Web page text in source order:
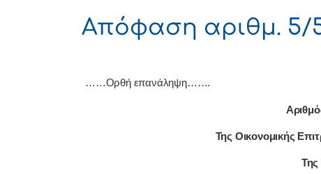
Απόφαση αριθμ. 5/
……Ορθή επανάληψη…….
Της Οικονομικής
Της